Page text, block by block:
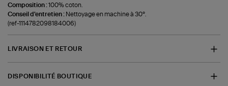
Composition :100% coton.
Conseil d'entretien : Nettoyage en machine à 30°.
(ref-1114782098184006)
LIVRAISON ET RETOUR
DISPONIBILITÉ BOUTIQUE